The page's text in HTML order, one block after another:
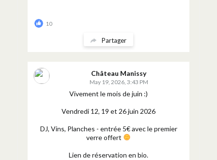
10
Partager
Château Manissy
May 19, 2026, 3:43 PM
Vivement le mois de juin :)
Vendredi 12, 19 et 26 juin 2026
DJ, Vins, Planches - entrée 5€ avec le premier
verre offert
Lien de réservation en bio.